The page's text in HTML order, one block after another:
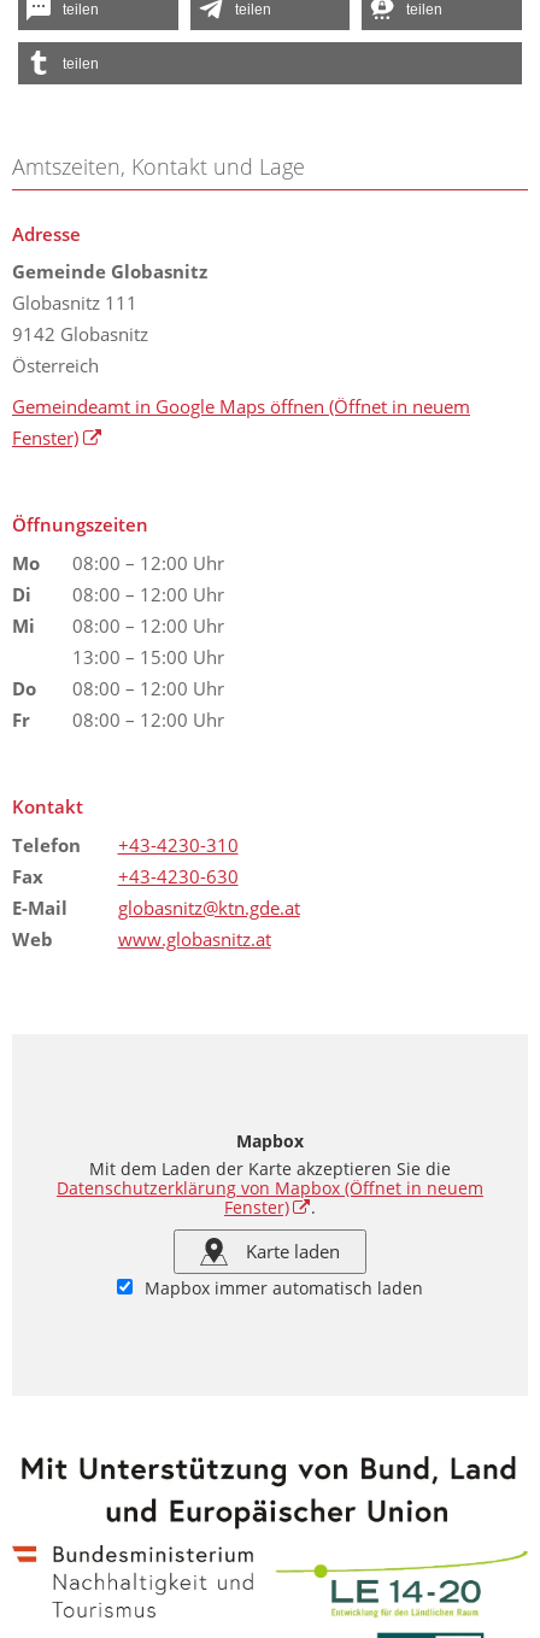
teilen teilen teilen
teilen
Amtszeiten, Kontakt und Lage
Adresse
Gemeinde Globasnitz
Globasnitz 111
9142 Globasnitz
Österreich
Gemeindeamt in Google Maps öffnen (Öffnet in neuem
Fenster)
Öffnungszeiten
Mo
08:00 – 12:00 Uhr
Di
08:00 – 12:00 Uhr
Mi
08:00 – 12:00 Uhr
13:00 – 15:00 Uhr
Do
08:00 – 12:00 Uhr
Fr
08:00 – 12:00 Uhr
Kontakt
Telefon
+43-4230-310
Fax
+43-4230-630
E-Mail
globasnitz@ktn.gde.at
Web
www.globasnitz.at
Mapbox
Mit dem Laden der Karte akzeptieren Sie die
Datenschutzerklärung von Mapbox (Öffnet in neuem
Fenster)
.
Karte laden
Mapbox immer automatisch laden